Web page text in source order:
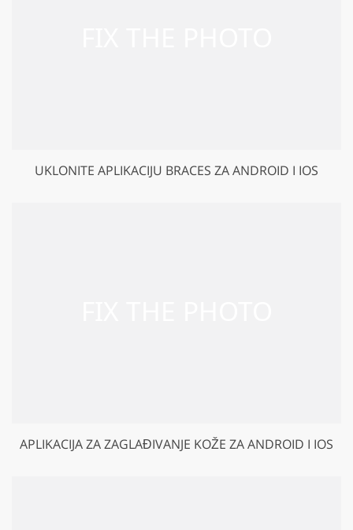
UKLONITE APLIKACIJU BRACES ZA ANDROID I IOS
APLIKACIJA ZA ZAGLAĐIVANJE KOŽE ZA ANDROID I IOS